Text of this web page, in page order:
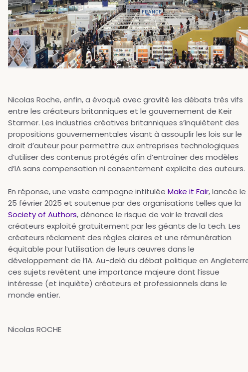
Nicolas Roche, enfin, a évoqué avec gravité les débats très vifs
entre les créateurs britanniques et le gouvernement de Keir
Starmer. Les industries créatives britanniques s’inquiètent des
propositions gouvernementales visant à assouplir les lois sur le
droit d’auteur pour permettre aux entreprises technologiques
d’utiliser des contenus protégés afin d’entraîner des modèles
d’IA sans compensation ni consentement explicite des auteurs.
En réponse, une vaste campagne intitulée Make it Fair, lancée le
25 février 2025 et soutenue par des organisations telles que la
Society of Authors, dénonce le risque de voir le travail des
créateurs exploité gratuitement par les géants de la tech. Les
créateurs réclament des règles claires et une rémunération
équitable pour l’utilisation de leurs œuvres dans le
développement de l’IA. Au-delà du débat politique en
ces sujets revêtent une importance majeure dont l’issue
intéresse (et inquiète) créateurs et professionnels dans le
monde entier.
Nicolas ROCHE